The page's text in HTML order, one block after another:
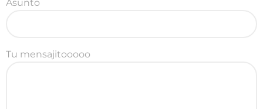
Asunto
Tu mensajitooooo